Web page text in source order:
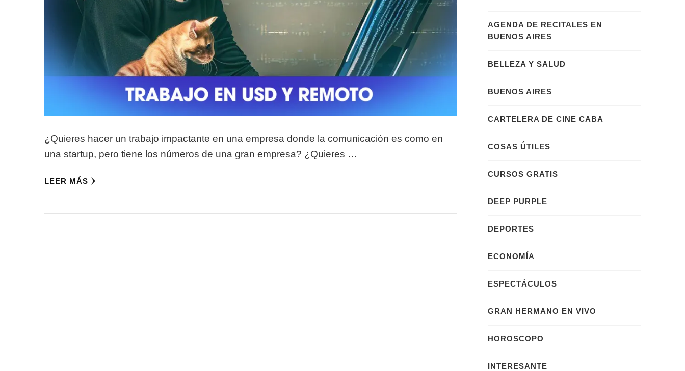
¿Quieres hacer un trabajo impactante en una empresa donde la comunicación es como en
una startup, pero tiene los números de una gran empresa? ¿Quieres …
LEER MÁS
AGENDA DE RECITALES EN
BUENOS AIRES
BELLEZA Y SALUD
BUENOS AIRES
CARTELERA DE CINE CABA
COSAS ÚTILES
CURSOS GRATIS
DEEP PURPLE
DEPORTES
ECONOMÍA
ESPECTÁCULOS
GRAN HERMANO EN VIVO
HOROSCOPO
INTERESANTE